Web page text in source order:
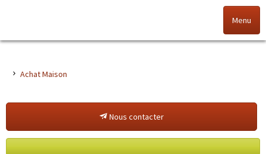
Menu
Achat Maison
Nous contacter